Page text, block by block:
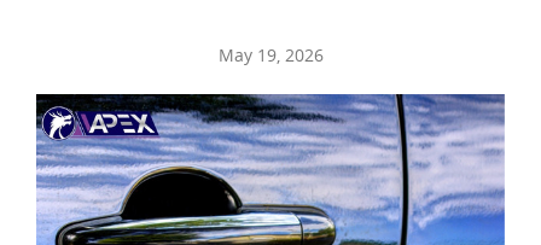
May 19, 2026